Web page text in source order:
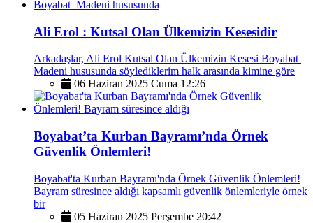
Ali Erol : Kutsal Olan Ülkemizin Kesesidir
Arkadaşlar, Ali Erol Kutsal Olan Ülkemizin Kesesi Boyabat
Madeni hususunda söylediklerim halk arasında kimine göre
06 Haziran 2025 Cuma 12:26
Boyabat’ta Kurban Bayramı’nda Örnek
Güvenlik Önlemleri!
Boyabat'ta Kurban Bayramı'nda Örnek Güvenlik Önlemleri!
Bayram süresince aldığı kapsamlı güvenlik önlemleriyle örnek
bir
05 Haziran 2025 Perşembe 20:42